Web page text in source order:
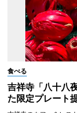
食べる
吉祥寺「八十八
た限定プレート